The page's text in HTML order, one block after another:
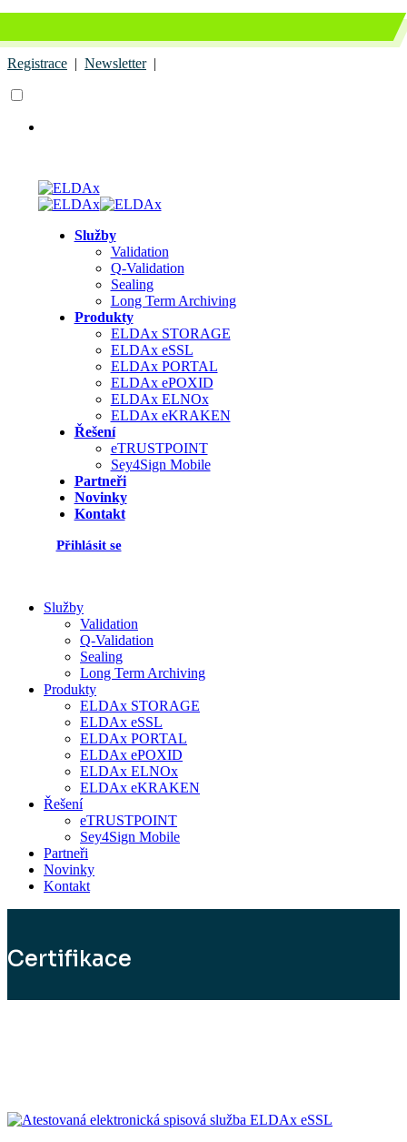
Registrace | Newsletter|
Služby
Validation
Q-Validation
Sealing
Long Term Archiving
Produkty
ELDAx STORAGE
ELDAx eSSL
ELDAx PORTAL
ELDAx ePOXID
ELDAx ELNOx
ELDAx eKRAKEN
Řešení
eTRUSTPOINT
Sey4Sign Mobile
Partneři
Novinky
Kontakt
Přihlásit se
Služby
Validation
Q-Validation
Sealing
Long Term Archiving
Produkty
ELDAx STORAGE
ELDAx eSSL
ELDAx PORTAL
ELDAx ePOXID
ELDAx ELNOx
ELDAx eKRAKEN
Řešení
eTRUSTPOINT
Sey4Sign Mobile
Partneři
Novinky
Kontakt
Certifikace